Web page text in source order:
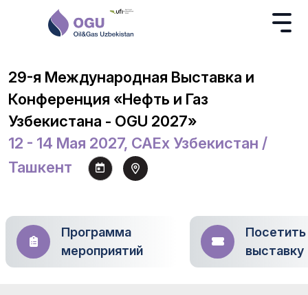
29-я Международная Выставка и
Конференция «Нефть и Газ
Узбекистана - OGU 2027»
12 - 14 Мая 2027, CAEx Узбекистан /
Ташкент
Программа
мероприятий
Посетить
выставку